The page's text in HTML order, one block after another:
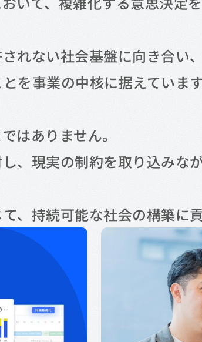
れない社会基盤に向き合い
を事業の中核に据えています
はありません。
、現実の制約を取り込みな
、持続可能な社会の構築に貢